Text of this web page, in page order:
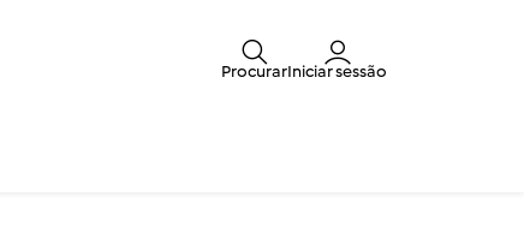
ProcurarIniciar sessão